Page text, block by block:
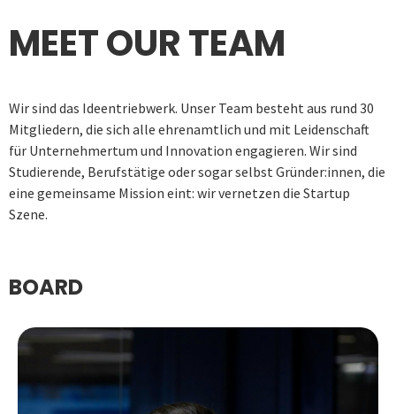
MEET OUR TEAM
Wir sind das Ideentriebwerk. Unser Team besteht aus rund 30
Mitgliedern, die sich alle ehrenamtlich und mit Leidenschaft
für Unternehmertum und Innovation engagieren. Wir sind
Studierende, Berufstätige oder sogar selbst Gründer:innen, die
eine gemeinsame Mission eint: wir vernetzen die Startup
Szene.
BOARD